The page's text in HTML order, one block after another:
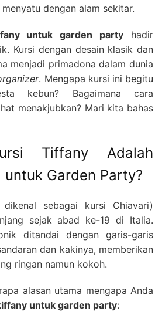
dengan alam sekitar.
untuk garden party hadir
Kursi dengan desain klasik dan
menjadi primadona dalam dunia
. Mengapa kursi ini begitu
kebun? Bagaimana cara
menakjubkan? Mari kita bahas
Tiffany Adalah
untuk Garden Party?
sebagai kursi Chiavari)
sejak abad ke-19 di Italia.
ditandai dengan garis-garis
dan kakinya, memberikan
ringan namun kokoh.
alasan utama mengapa Anda
untuk garden party: